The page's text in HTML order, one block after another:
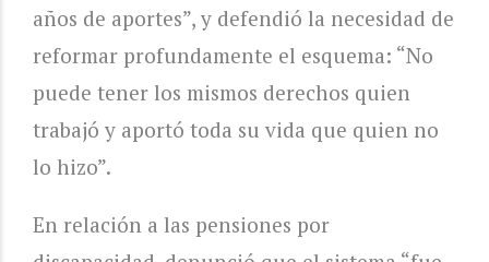
años de aportes”, y defendió la necesidad de
reformar profundamente el esquema: “No
puede tener los mismos derechos quien
trabajó y aportó toda su vida que quien no
lo hizo”.
En relación a las pensiones por